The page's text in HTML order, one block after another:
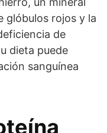
glóbulos rojos y la
de
dieta puede
sanguínea